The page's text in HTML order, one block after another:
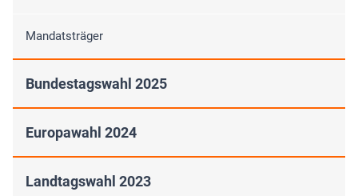
Mandatsträger
Bundestagswahl 2025
Europawahl 2024
Landtagswahl 2023